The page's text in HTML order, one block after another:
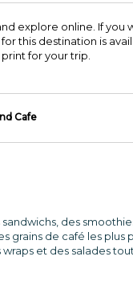
explore online. If you
this destination is
for your trip.​
Cafe
des
grains de café les
et des salades